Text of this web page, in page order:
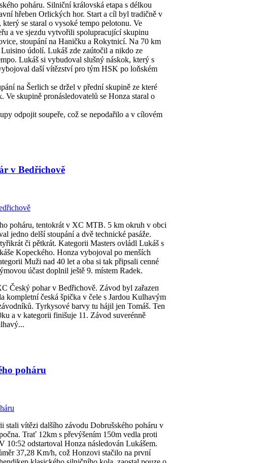
poháru. Silniční královská etapa s délkou
hřeben Orlických hor. Start a cíl byl tradičně v
se staral o vysoké tempo pelotonu. Ve
a ve sjezdu vytvořili spolupracující skupinu
stoupání na Haničku a Rokytnicí. Na 70 km
údolí. Lukáš zde zaútočil a nikdo ze
Lukáš si vybudoval slušný náskok, který s
daší vítězství pro tým HSK po loňském
na Šerlich se držel v přední skupině ze které
Ve skupině pronásledovatelů se Honza staral o
odpojit soupeře, což se nepodařilo a v cílovém
v Bedřichově
poháru, tentokrát v XC MTB. 5 km okruh v obci
jedno delší stoupání a dvě technické pasáže.
či pětkrát. Kategorii Masters ovládl Lukáš s
Kopeckého. Honza vybojoval po menších
Muži nad 40 let a oba si tak připsali cenné
účast doplnil ještě 9. místem Radek.
Český pohar v Bedřichově. Závod byl zařazen
kompletní česká špička v čele s Jardou Kulhavým
Tyrkysové barvy tu hájil jen Tomáš. Ten
a v kategorii finišuje 11. Závod suverénně
poháru
stali vítězi dalšího závodu Dobrušského poháru v
Trať 12km s převýšením 150m vedla proti
10:52 odstartoval Honza následován Lukášem.
37,28 Km/h, což Honzovi stačilo na první